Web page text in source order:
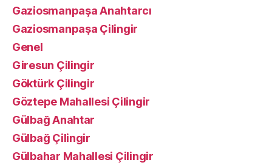
Gaziosmanpaşa Anahtarcı
Gaziosmanpaşa Çilingir
Genel
Giresun Çilingir
Göktürk Çilingir
Göztepe Mahallesi Çilingir
Gülbağ Anahtar
Gülbağ Çilingir
Gülbahar Mahallesi Çilingir